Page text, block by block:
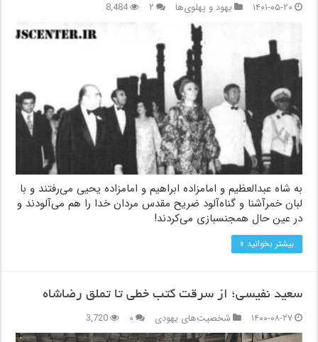
۱۴۰۱-۰۵-۲۰
یهود و پهلوی‌ها ۲ 8,484
به شاه عبدالعظیم و امامزاده ابراهیم و امامزاده یحیی می‌رفتند و با
لبان خمرآشنا و گناه‌آلود ضریح مقدس مردان خدا را هم می‌آلودند و
در عین حال همجنسبازی می‌کردند!
بیشتر بخوانید »
سعید نفیسی؛ از سرقت کتب خطی تا تملق رضاشاه
۱۴۰۰-۰۸-۲۷
شخصیت‌های یهودی ۰ 3,720